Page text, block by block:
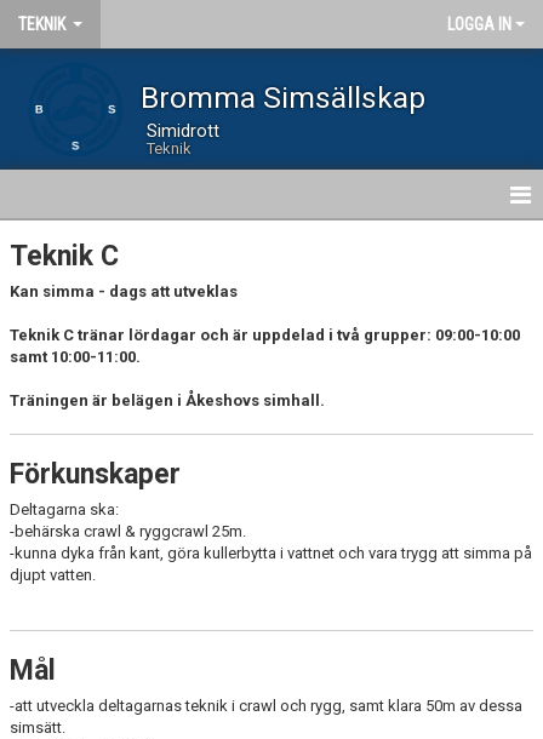
TEKNIK LOGGA IN
Bromma Simsällskap
Simidrott
Teknik
HEM
NYHETER
GRUPPER
TEKNIK D
TEKNIK B
TEKNIK A
KALENDER
KONTAKT
Teknik C
Kan simma - dags att utveklas
Teknik C tränar lördagar och är uppdelad i två grupper: 09:00-10:00
samt 10:00-11:00.
Träningen är belägen i Åkeshovs simhall.
Förkunskaper
Deltagarna ska:
-behärska crawl & ryggcrawl 25m.
-kunna dyka från kant, göra kullerbytta i vattnet och vara trygg att simma på
djupt vatten.
Mål
-att utveckla deltagarnas teknik i crawl och rygg, samt klara 50m av dessa
simsätt.